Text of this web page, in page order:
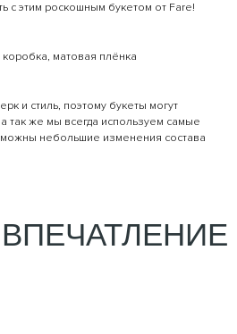
с этим роскошным букетом от Fare!
матовая плёнка
и стиль, поэтому букеты могут
так же мы всегда используем самые
небольшие изменения состава